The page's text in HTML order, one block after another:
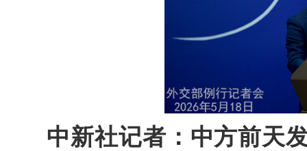
中新社记者：中方前天